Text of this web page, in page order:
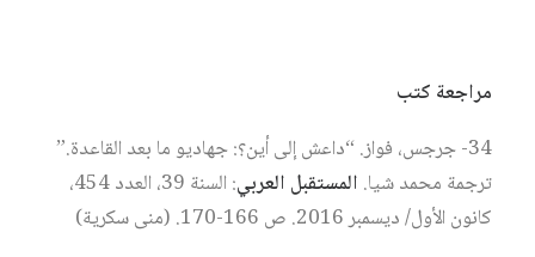
مراجعة كتب
34- جرجس، فواز. “داعش إلى أين؟: جهاديو ما بعد القاعدة.”
ترجمة محمد شيا. المستقبل العربي
: السنة 39، العدد 454،
كانون الأول/ ديسمبر 2016. ص 166-170. (منى سكرية)